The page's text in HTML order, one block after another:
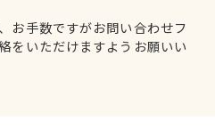
お手数ですがお問い合わせフ
をいただけますようお願いい